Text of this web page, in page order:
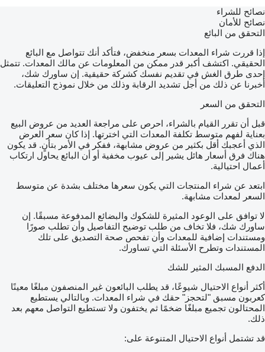
نصائح للشراء
نصائح للأمان
التحقق من البائع
إذا قررت شراء المعدات بسعر منخفض، فتأكد أنك تتواصل مع البائع
الحقيقي. اكتشف أكبر قدر ممكن من المعلومات عن مالك المعدات. تتمثل
إحدى طرق الغش في تقديم نفسك كشركة حقيقية. إن ساورك شك،
أخبرنا عن ذلك من أجل تشديد الرقابة وذلك من خلال نموذج التعليقات.
التحقق من السعر
قبل أن تقرر القيام بالشراء، احرص على مراجعة العديد من عروض البيع
بعناية لفهم متوسط تكلفة المعدات التي اخترتها. إذا كان سعر العرض
الذي أعجبك أقل بكثير من عروض مشابهة، ففكر في الأمر بتأنٍ. قد يكون
هناك فرق أسعار هائل يشير إلى عيوب مخفية أو أن البائع يحاول ارتكاب
أعمال احتيالية.
ابتعد عن شراء المنتجات التي يكون سعرها مختلف بشدة عن متوسط
السعر لمعدات مشابهة.
لا توافق على الوعود المثيرة للشكوك والبضائع المدفوعة مسبقًا. إن
ساورك شك، فلا تخاف من طلب توضيح التفاصيل وأن تطلب صورًا
ومستندات إضافية للمعدات وأن تفحص صحة التصديق على تلك
المستندات وتطرح الأسئلة التي تساورك.
الدفع المسبك المثير للشك
أكثر أنواع الاحتيال شيوعًا، قد يطلب البائعون غير المنصفون مبلغًا معينًا
كعربون مسبق "لتحجز" حقك في شراء المعدات. وبالتالي يستطيع
المحتالون تجميع مبلغًا ضخمًا ثم يختفون ولا تستطيع التواصل معهم بعد
ذلك.
قد تشتمل أنواع الاحتيال المتنوعة على: